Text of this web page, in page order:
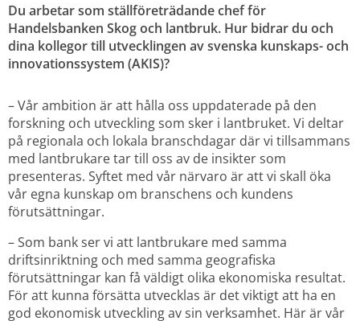
Du arbetar som ställföreträdande chef för
Handelsbanken Skog och lantbruk. Hur bidrar du och
dina kollegor till utvecklingen av svenska kunskaps- och
innovationssystem (AKIS)?
– Vår ambition är att hålla oss uppdaterade på den
forskning och utveckling som sker i lantbruket. Vi deltar
på regionala och lokala branschdagar där vi tillsammans
med lantbrukare tar till oss av de insikter som
presenteras. Syftet med vår närvaro är att vi skall öka
vår egna kunskap om branschens och kundens
förutsättningar.
– Som bank ser vi att lantbrukare med samma
driftsinriktning och med samma geografiska
förutsättningar kan få väldigt olika ekonomiska resultat.
För att kunna försätta utvecklas är det viktigt att ha en
god ekonomisk utveckling av sin verksamhet. Här är vår